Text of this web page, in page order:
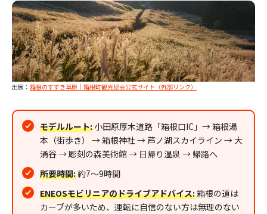
出展： 箱根のすすき草原｜箱根町観光協会公式サイト（外部リンク）
モデルルート: 小田原厚木道路「箱根口IC」→ 箱根湯
本（街歩き） → 箱根神社 → 芦ノ湖スカイライン → 大
涌谷 → 彫刻の森美術館 → 日帰り温泉 → 帰路へ
所要時間:約7〜9時間
ENEOSモビリニアのドライブアドバイス:箱根の道は
カーブが多いため、運転に自信のない方は無理のない